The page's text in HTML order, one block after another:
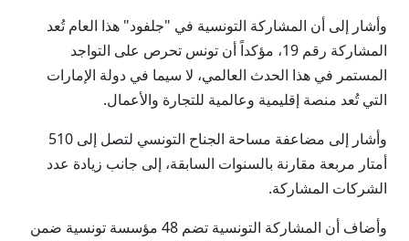
وأشار إلى أن المشاركة التونسية في "جلفود" هذا العام تُعد
المشاركة رقم 19، مؤكداً أن تونس تحرص على التواجد
المستمر في هذا الحدث العالمي، لا سيما في دولة الإمارات
التي تُعد منصة إقليمية وعالمية للتجارة والأعمال.
وأشار إلى مضاعفة مساحة الجناح التونسي لتصل إلى 510
أمتار مربعة مقارنة بالسنوات السابقة، إلى جانب زيادة عدد
الشركات المشاركة.
وأضاف أن المشاركة التونسية تضم 48 مؤسسة تونسية ضمن